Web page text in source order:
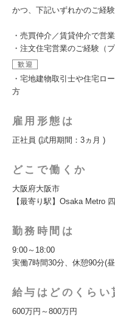
かつ、下記いずれかのご経
・売買仲介／賃貸仲介で営
・注文住宅営業のご経験（
歓迎
・宅地建物取引士や住宅ロ
方
雇用形態は
正社員 (試用期間：3ヵ月 )
どこで働くか
大阪府大阪市
【最寄り駅】Osaka Metro
勤務時間は
9:00～18:00
実働7時間30分、休憩90分(
給与はどのくらい
600万円～800万円